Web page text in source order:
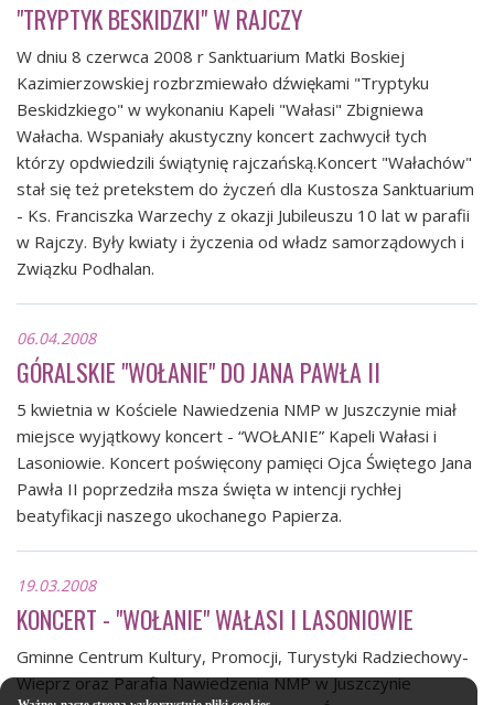
"TRYPTYK BESKIDZKI" W RAJCZY
W dniu 8 czerwca 2008 r Sanktuarium Matki Boskiej
Kazimierzowskiej rozbrzmiewało dźwiękami "Tryptyku
Beskidzkiego" w wykonaniu Kapeli "Wałasi" Zbigniewa
Wałacha. Wspaniały akustyczny koncert zachwycił tych
którzy opdwiedzili świątynię rajczańską.Koncert "Wałachów"
stał się też pretekstem do życzeń dla Kustosza Sanktuarium
- Ks. Franciszka Warzechy z okazji Jubileuszu 10 lat w parafii
w Rajczy. Były kwiaty i życzenia od władz samorządowych i
Związku Podhalan.
06.04.2008
GÓRALSKIE "WOŁANIE" DO JANA PAWŁA II
5 kwietnia w Kościele Nawiedzenia NMP w Juszczynie miał
miejsce wyjątkowy koncert - “WOŁANIE” Kapeli Wałasi i
Lasoniowie. Koncert poświęcony pamięci Ojca Świętego Jana
Pawła II poprzedziła msza święta w intencji rychłej
beatyfikacji naszego ukochanego Papierza.
19.03.2008
KONCERT - "WOŁANIE" WAŁASI I LASONIOWIE
Gminne Centrum Kultury, Promocji, Turystyki Radziechowy-
Wieprz oraz Parafia Nawiedzenia NMP w Juszczynie